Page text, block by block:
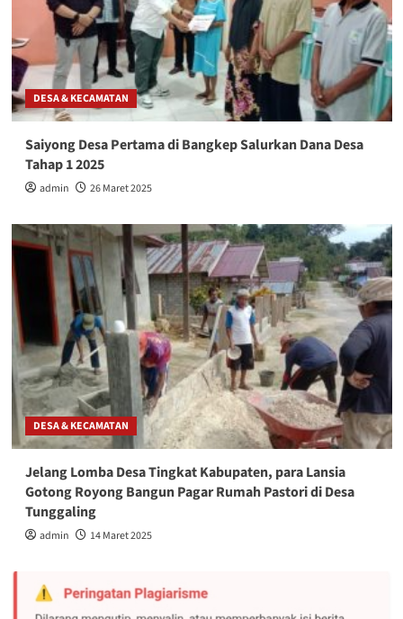
DESA & KECAMATAN
Saiyong Desa Pertama di Bangkep Salurkan Dana Desa
Tahap 1 2025
admin 26 Maret 2025
DESA & KECAMATAN
Jelang Lomba Desa Tingkat Kabupaten, para Lansia
Gotong Royong Bangun Pagar Rumah Pastori di Desa
Tunggaling
admin 14 Maret 2025